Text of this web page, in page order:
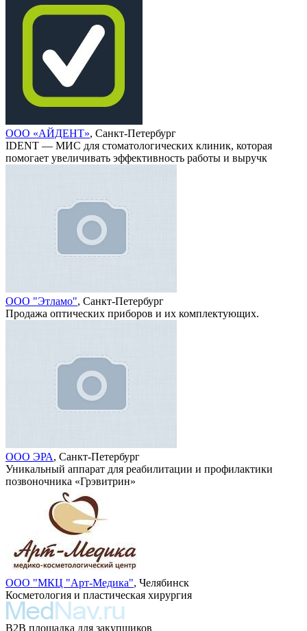
ООО «АЙДЕНТ», Санкт-Петербург
IDENT — МИС для стоматологических клиник, которая
помогает увеличивать эффективность работы и выручк
ООО "Этламо", Санкт-Петербург
Продажа оптических приборов и их комплектующих.
ООО ЭРА, Санкт-Петербург
Уникальный аппарат для реабилитации и профилактики
позвоночника «Грэвитрин»
ООО "МКЦ "Арт-Медика", Челябинск
Косметология и пластическая хирургия
B2B площадка для закупщиков